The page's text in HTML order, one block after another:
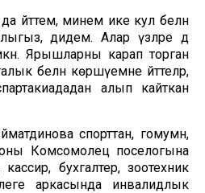
әйттем, минем ике кул белән
дидем. Алар үзләре дә
икән. Ярышларны карап торган
белән көрәшүемне әйттеләр,
алып кайткан
спорттан, гомумән,
Комсомолец поселогына
бухгалтер, зоотехник
аркасында инвалидлык